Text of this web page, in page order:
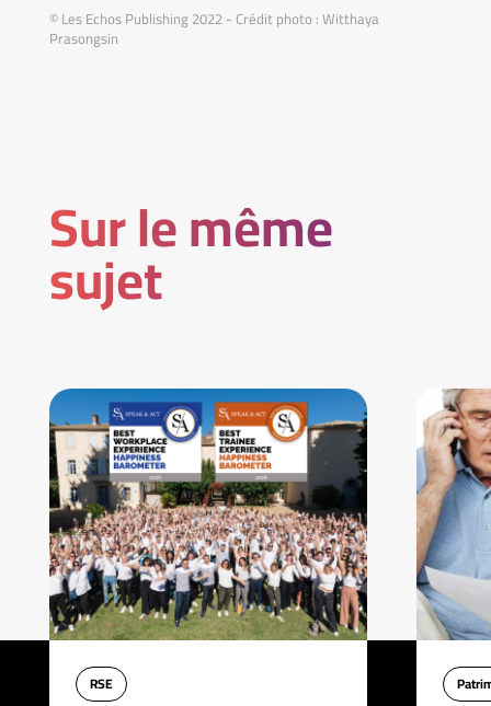
© Les Echos Publishing 2022 - Crédit photo : Witthaya
Prasongsin
Sur le même
sujet
RSE